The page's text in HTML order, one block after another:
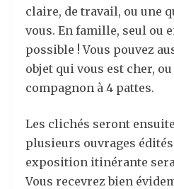
claire, de travail, ou une
vous. En famille, seul ou
possible ! Vous pouvez
objet qui vous est cher,
compagnon à 4 pattes.
Les clichés seront
plusieurs ouvrages édités
exposition itinérante
Vous recevrez bien